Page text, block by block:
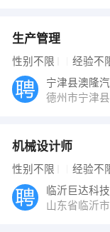
生产管理
性别不限 经验不
宁津县澳隆
德州市宁津
机械设计师
性别不限 经验不
临沂巨达科
山东省临沂